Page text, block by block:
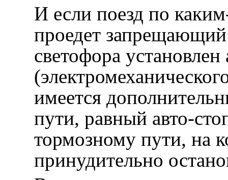
И если поезд по
проедет
светофора установлен
имеется
пути, равный авто-
тормозному пути, на
принудительно